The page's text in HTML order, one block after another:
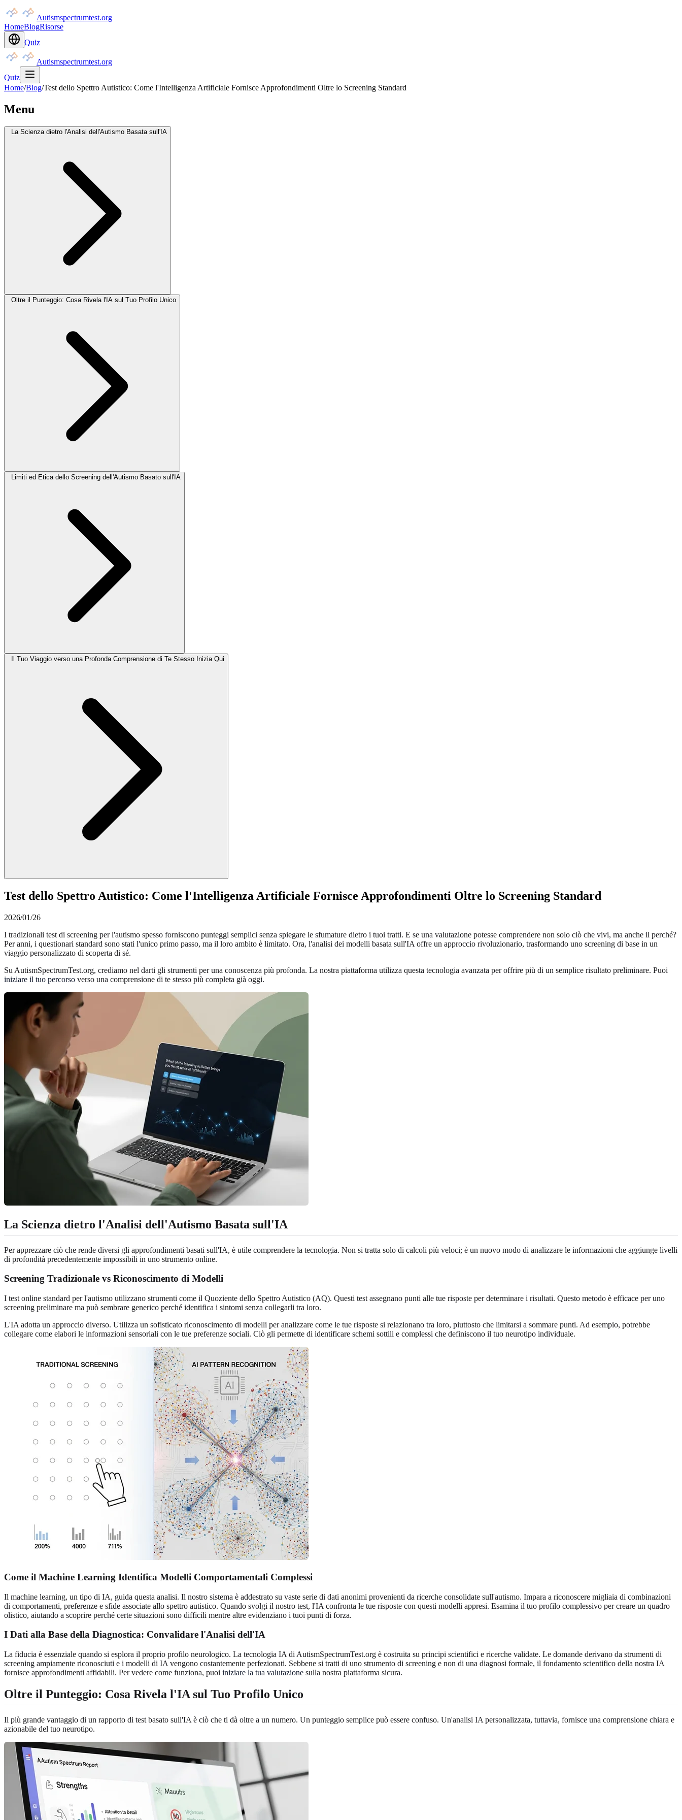
Autismspectrumtest.org
HomeBlogRisorse
Quiz
Autismspectrumtest.org
Quiz
Home/Blog/Test dello Spettro Autistico: Come l'Intelligenza Artificiale Fornisce Approfondimenti Oltre lo Screening Standard
Menu
La Scienza dietro l'Analisi dell'Autismo Basata sull'IA
Oltre il Punteggio: Cosa Rivela l'IA sul Tuo Profilo Unico
Limiti ed Etica dello Screening dell'Autismo Basato sull'IA
Il Tuo Viaggio verso una Profonda Comprensione di Te Stesso Inizia Qui
Test dello Spettro Autistico: Come l'Intelligenza Artificiale Fornisce Approfondimenti Oltre lo Screening Standard
2026/01/26
I tradizionali test di screening per l'autismo spesso forniscono punteggi semplici senza spiegare le sfumature dietro i tuoi tratti. E se una valutazione potesse comprendere non solo ciò che vivi, ma anche il perché?
Per anni, i questionari standard sono stati l'unico primo passo, ma il loro ambito è limitato. Ora, l'analisi dei modelli basata sull'IA offre un approccio rivoluzionario, trasformando uno screening di base in un
viaggio personalizzato di scoperta di sé.
Su AutismSpectrumTest.org, crediamo nel darti gli strumenti per una conoscenza più profonda. La nostra piattaforma utilizza questa tecnologia avanzata per offrire più di un semplice risultato preliminare. Puoi
iniziare il tuo percorso verso una comprensione di te stesso più completa già oggi.
La Scienza dietro l'Analisi dell'Autismo Basata sull'IA
Per apprezzare ciò che rende diversi gli approfondimenti basati sull'IA, è utile comprendere la tecnologia. Non si tratta solo di calcoli più veloci; è un nuovo modo di analizzare le informazioni che aggiunge livelli
di profondità precedentemente impossibili in uno strumento online.
Screening Tradizionale vs Riconoscimento di Modelli
I test online standard per l'autismo utilizzano strumenti come il Quoziente dello Spettro Autistico (AQ). Questi test assegnano punti alle tue risposte per determinare i risultati. Questo metodo è efficace per uno
screening preliminare ma può sembrare generico perché identifica i sintomi senza collegarli tra loro.
L'IA adotta un approccio diverso. Utilizza un sofisticato riconoscimento di modelli per analizzare come le tue risposte si relazionano tra loro, piuttosto che limitarsi a sommare punti. Ad esempio, potrebbe
collegare come elabori le informazioni sensoriali con le tue preferenze sociali. Ciò gli permette di identificare schemi sottili e complessi che definiscono il tuo neurotipo individuale.
Come il Machine Learning Identifica Modelli Comportamentali Complessi
Il machine learning, un tipo di IA, guida questa analisi. Il nostro sistema è addestrato su vaste serie di dati anonimi provenienti da ricerche consolidate sull'autismo. Impara a riconoscere migliaia di combinazioni
di comportamenti, preferenze e sfide associate allo spettro autistico. Quando svolgi il nostro test, l'IA confronta le tue risposte con questi modelli appresi. Esamina il tuo profilo complessivo per creare un quadro
olistico, aiutando a scoprire perché certe situazioni sono difficili mentre altre evidenziano i tuoi punti di forza.
I Dati alla Base della Diagnostica: Convalidare l'Analisi dell'IA
La fiducia è essenziale quando si esplora il proprio profilo neurologico. La tecnologia IA di AutismSpectrumTest.org è costruita su principi scientifici e ricerche validate. Le domande derivano da strumenti di
screening ampiamente riconosciuti e i modelli di IA vengono costantemente perfezionati. Sebbene si tratti di uno strumento di screening e non di una diagnosi formale, il fondamento scientifico della nostra IA
fornisce approfondimenti affidabili. Per vedere come funziona, puoi iniziare la tua valutazione sulla nostra piattaforma sicura.
Oltre il Punteggio: Cosa Rivela l'IA sul Tuo Profilo Unico
Il più grande vantaggio di un rapporto di test basato sull'IA è ciò che ti dà oltre a un numero. Un punteggio semplice può essere confuso. Un'analisi IA personalizzata, tuttavia, fornisce una comprensione chiara e
azionabile del tuo neurotipo.